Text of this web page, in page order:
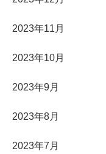
2023年11月
2023年10月
2023年9月
2023年8月
2023年7月